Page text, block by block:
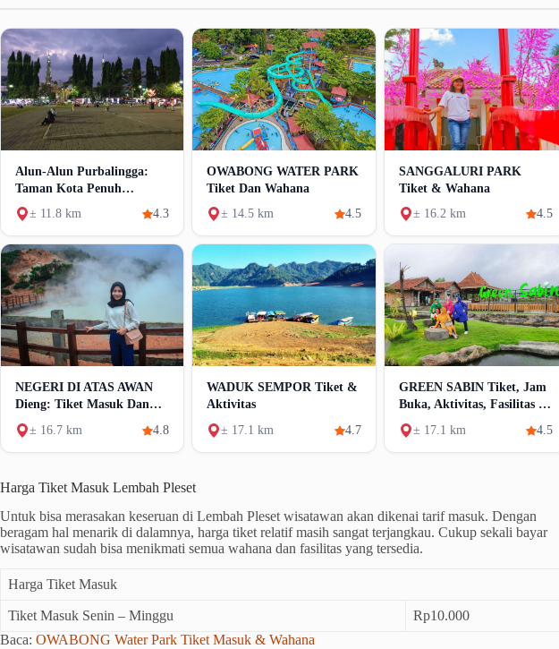
Alun-Alun Purbalingga:
Taman Kota Penuh
Wahana
± 11.8 km 4.3
OWABONG WATER PARK
Tiket Dan Wahana
± 14.5 km
4.5
SANGGALURI PARK
Tiket & Wahana
± 16.2 km
4.5
NEGERI DI ATAS AWAN
Dieng: Tiket Masuk Dan
Pesona
± 16.7 km 4.8
WADUK SEMPOR Tiket &
Aktivitas
± 17.1 km
4.7
GREEN SABIN Tiket, Jam
Buka, Aktivitas, Fasilitas &
Alamat
± 17.1 km 4.5
Harga Tiket Masuk Lembah Pleset
Untuk bisa merasakan keseruan di Lembah Pleset wisatawan akan dikenai tarif masuk. Dengan
beragam hal menarik di dalamnya, harga tiket relatif masih sangat terjangkau. Cukup sekali bayar
wisatawan sudah bisa menikmati semua wahana dan fasilitas yang tersedia.
Harga Tiket Masuk
Tiket Masuk Senin – Minggu
Rp10.000
Baca: OWABONG Water Park Tiket Masuk & Wahana